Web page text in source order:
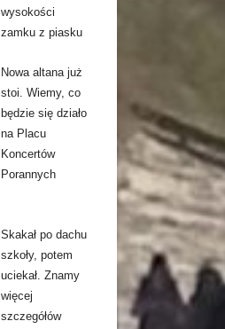
wysokości
zamku z piasku
Nowa altana już
stoi. Wiemy, co
będzie się działo
na Placu
Koncertów
Porannych
Skakał po dachu
szkoły, potem
uciekał. Znamy
więcej
szczegółów